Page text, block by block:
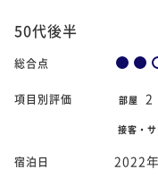
50代後半
総合点
項目別評価 部屋 2
接客・
宿泊日 2022